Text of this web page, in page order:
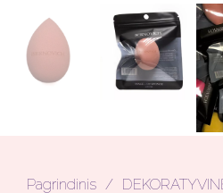
Pagrindinis /